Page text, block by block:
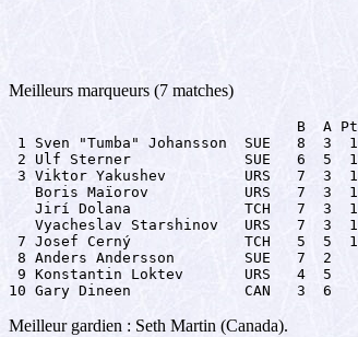
Meilleurs marqueurs (7 matches)
B  A
1 Sven "Tumba" Johansson  SUE   8  3
2 Ulf Sterner             SUE   6  5
3 Viktor Yakushev         URS   7  3
Boris Maïorov           URS   7  3
Jirí Dolana             TCH   7  3
Vyacheslav Starshinov   URS   7  3
7 Josef Cerný             TCH   5  5
8 Anders Andersson        SUE   7  2
9 Konstantin Loktev       URS   4  5
10 Gary Dineen             CAN   3  6
Meilleur gardien : Seth Martin (Canada).